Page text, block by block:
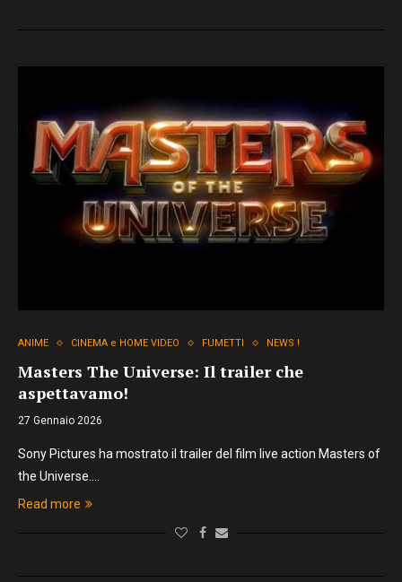
ANIME CINEMA e HOME VIDEO FUMETTI NEWS !
Masters The Universe: Il trailer che
aspettavamo!
27 Gennaio 2026
Sony Pictures ha mostrato il trailer del film live action Masters of
the Universe.…
Read more